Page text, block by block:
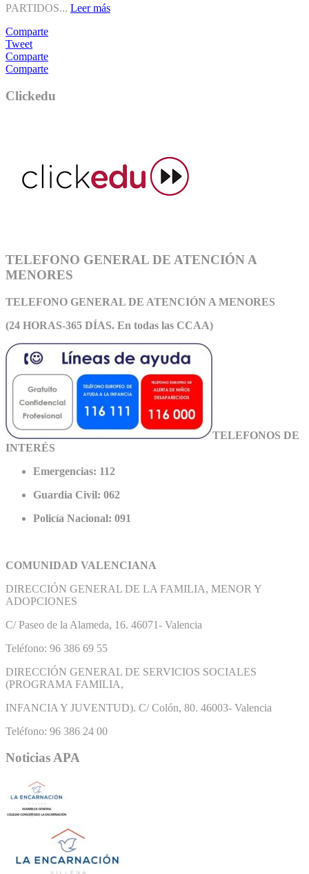
PARTIDOS... Leer más
Comparte
Tweet
Comparte
Comparte
Clickedu
TELEFONO GENERAL DE ATENCIÓN A
MENORES
TELEFONO GENERAL DE ATENCIÓN A MENORES
(24 HORAS-365 DÍAS. En todas las CCAA)
TELEFONOS DE
INTERÉS
Emergencias: 112
Guardia Civil: 062
Policía Nacional: 091
COMUNIDAD VALENCIANA
DIRECCIÓN GENERAL DE LA FAMILIA, MENOR Y
ADOPCIONES
C/ Paseo de la Alameda, 16. 46071- Valencia
Teléfono: 96 386 69 55
DIRECCIÓN GENERAL DE SERVICIOS SOCIALES
(PROGRAMA FAMILIA,
INFANCIA Y JUVENTUD). C/ Colón, 80. 46003- Valencia
Teléfono: 96 386 24 00
Noticias APA